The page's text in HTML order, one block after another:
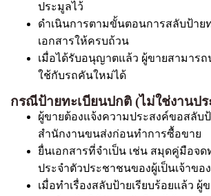
ประมูลไว้
ดำเนินการตามขั้นตอนการสลับป้าย
เอกสารให้ครบถ้วน
เมื่อได้รับอนุญาตแล้ว ผู้ขายสามารถ
ใช้กับรถคันใหม่ได้
กรณีป้ายทะเบียนปกติ (ไม่ใช่งานป
ผู้ขายต้องแจ้งความประสงค์ขอสลับ
สำนักงานขนส่งก่อนทำการซื้อขาย
ยื่นเอกสารที่จำเป็น เช่น สมุดคู่มือจด
ประจำตัวประชาชนของผู้เป็นเจ้าขอ
เมื่อทำเรื่องสลับป้ายเรียบร้อยแล้ว ผู้